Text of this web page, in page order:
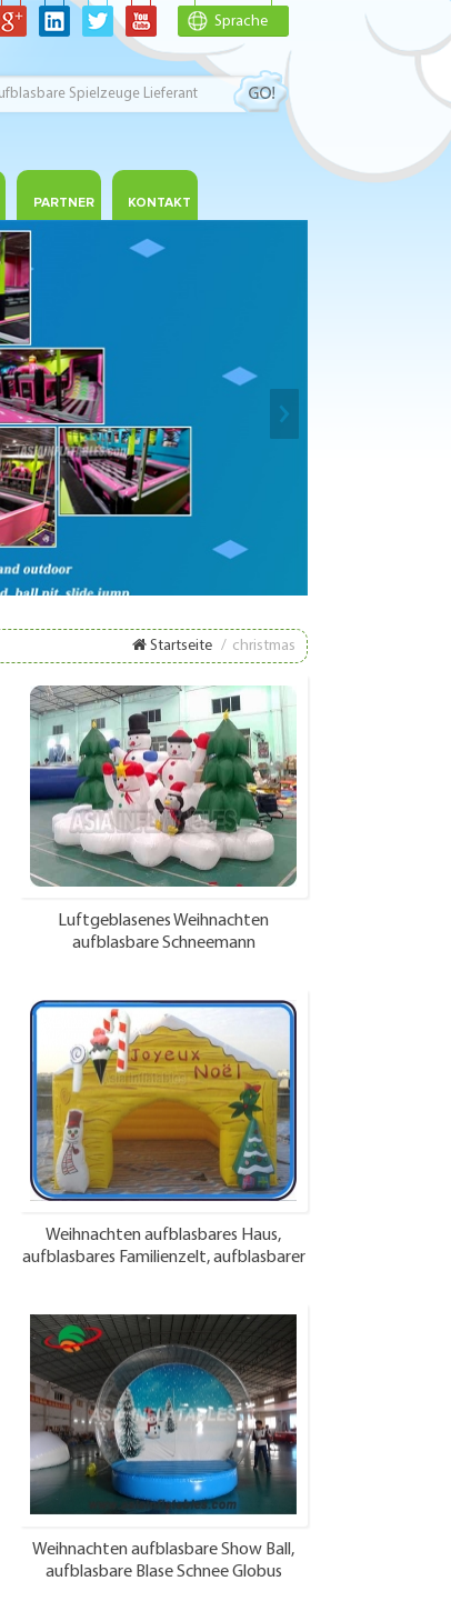
Sprache
PARTNER KONTAKT
Startseite / christmas
Luftgeblasenes Weihnachten
aufblasbare Schneemann
Weihnachten aufblasbares Haus,
aufblasbares Familienzelt, aufblasbarer
Weihnachten aufblasbare Show Ball,
aufblasbare Blase Schnee Globus